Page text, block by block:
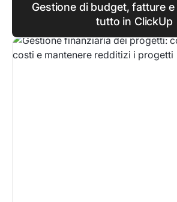
Gestione di budget, fatture
tutto in ClickUp